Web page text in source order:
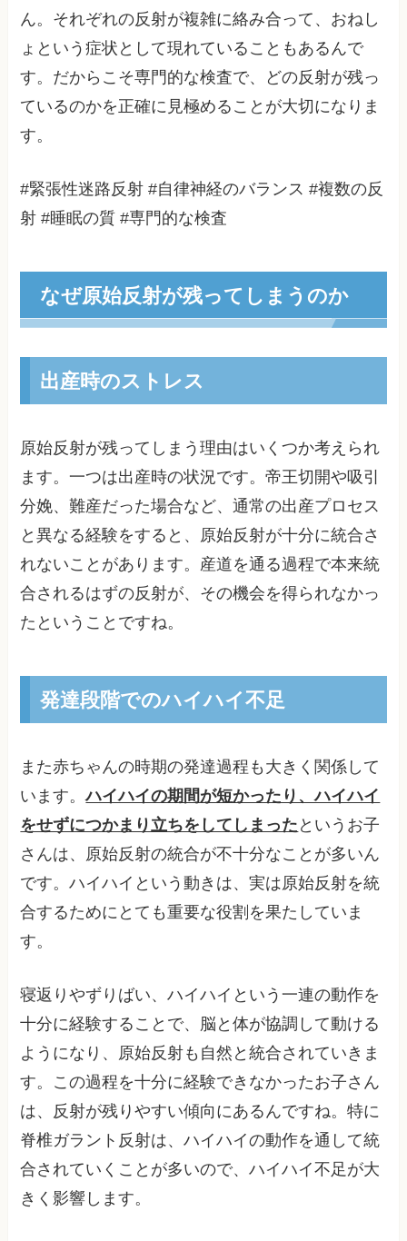
ん。それぞれの反射が複雑に絡み合って、おねし
ょという症状として現れていることもあるんで
す。だからこそ専門的な検査で、どの反射が残っ
ているのかを正確に見極めることが大切になりま
す。
#緊張性迷路反射 #自律神経のバランス #複数の反
射 #睡眠の質 #専門的な検査
なぜ原始反射が残ってしまうのか
出産時のストレス
原始反射が残ってしまう理由はいくつか考えられ
ます。一つは出産時の状況です。帝王切開や吸引
分娩、難産だった場合など、通常の出産プロセス
と異なる経験をすると、原始反射が十分に統合さ
れないことがあります。産道を通る過程で本来統
合されるはずの反射が、その機会を得られなかっ
たということですね。
発達段階でのハイハイ不足
また赤ちゃんの時期の発達過程も大きく関係して
います。ハイハイの期間が短かったり、ハイハイ
をせずにつかまり立ちをしてしまった というお子
さんは、原始反射の統合が不十分なことが多いん
です。ハイハイという動きは、実は原始反射を統
合するためにとても重要な役割を果たしていま
す。
寝返りやずりばい、ハイハイという一連の動作を
十分に経験することで、脳と体が協調して動ける
ようになり、原始反射も自然と統合されていきま
す。この過程を十分に経験できなかったお子さん
は、反射が残りやすい傾向にあるんですね。特に
脊椎ガラント反射は、ハイハイの動作を通して統
合されていくことが多いので、ハイハイ不足が大
きく影響します。